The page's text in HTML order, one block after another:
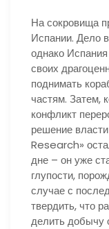
На сокровища
Испании. Дело
однако
своих
поднимать
частям. Затем,
конфликт
решение
Research»
дне – он уже
глупости,
случае с
твердить, что
делить добычу